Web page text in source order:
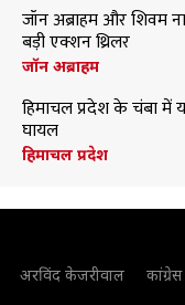
जॉन अब्राहम और शिवम
बड़ी एक्शन थ्रिलर
जॉन अब्राहम
हिमाचल प्रदेश के चंबा में
घायल
हिमाचल प्रदेश
अरविंद केजरीवाल